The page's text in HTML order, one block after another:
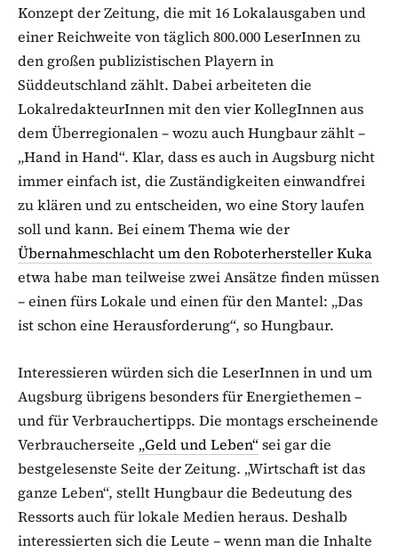
Konzept der Zeitung, die mit 16 Lokalausgaben und
einer Reichweite von täglich 800.000 LeserInnen zu
den großen publizistischen Playern in
Süddeutschland zählt. Dabei arbeiteten die
LokalredakteurInnen mit den vier KollegInnen aus
dem Überregionalen – wozu auch Hungbaur zählt –
„Hand in Hand“. Klar, dass es auch in Augsburg nicht
immer einfach ist, die Zuständigkeiten einwandfrei
zu klären und zu entscheiden, wo eine Story laufen
soll und kann. Bei einem Thema wie der
Übernahmeschlacht um den Roboterhersteller Kuka
etwa habe man teilweise zwei Ansätze finden müssen
– einen fürs Lokale und einen für den Mantel: „Das
ist schon eine Herausforderung“, so Hungbaur.
Interessieren würden sich die LeserInnen in und um
Augsburg übrigens besonders für Energiethemen –
und für Verbrauchertipps. Die montags erscheinende
Verbraucherseite „Geld und Leben“sei gar die
bestgelesenste Seite der Zeitung. „Wirtschaft ist das
ganze Leben“, stellt Hungbaur die Bedeutung des
Ressorts auch für lokale Medien heraus. Deshalb
interessierten sich die Leute – wenn man die Inhalte